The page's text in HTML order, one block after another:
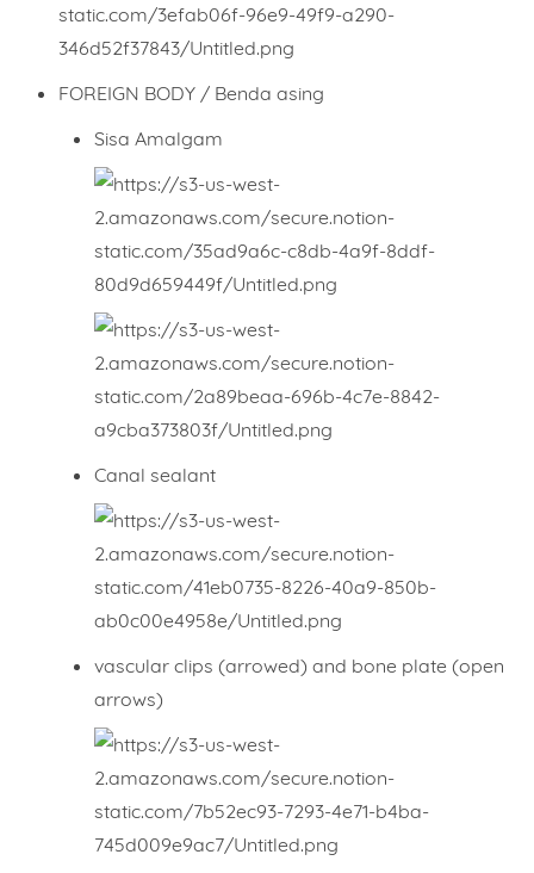
FOREIGN BODY / Benda asing
Sisa Amalgam
Canal sealant
vascular clips (arrowed) and bone plate (open
arrows)